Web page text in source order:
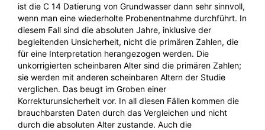
ist die C 14 Datierung von Grundwasser dann sehr sinnvoll,
wenn man eine wiederholte Probenentnahme durchführt. In
diesem Fall sind die absoluten Jahre, inklusive der
begleitenden Unsicherheit, nicht die primären Zahlen, die
für eine Interpretation herangezogen werden. Die
unkorrigierten scheinbaren Alter sind die primären Zahlen;
sie werden mit anderen scheinbaren Altern der Studie
verglichen. Das beugt im Groben einer
Korrekturunsicherheit vor. In all diesen Fällen kommen die
brauchbarsten Daten durch das Vergleichen und nicht
durch die absoluten Alter zustande. Auch die